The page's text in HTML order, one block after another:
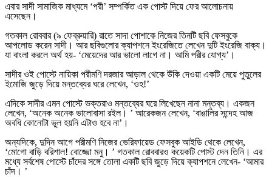
এবার সাদী সামাজিক মাধ্যমে ‘পরী’ সম্পর্কিত এক পোস্ট দিয়ে ফের আলোচনায়
এসেছেন।
গতকাল রোববার (৯ ফেব্রুয়ারি) রাতে সাদা পোশাকে নিজের তিনটি ছবি ফেসবুকে
আপলোড করেন সাদী। আর ছবিগুলোর ক্যাপশনে ইংরেজিতে লেখেন দুটি ইংরেজি বাক্য।
যা বাংলা করলে অর্থ হয়- ‘মেয়েদের আর ভালো লাগে না। আমি পরীর যোগ্য’।
সাদীর ওই পোস্টে নায়িকা পরীমণি দরজার আড়াল থেকে উঁকি দেওয়া একটি মেয়ে পুতুলের
ইমোজি জুড়ে দিয়ে মন্তব্যের ঘরে লেখেন, ‘ওহ!’
এদিকে সাদীর এমন পোস্টে ভক্তরাও মন্তব্যের ঘরে লিখেছেন নানা মন্তব্য। একজন
লেখেন, ‘অনেক অনেক ভালোবাসা রইল। ’ আরেকজন লেখেন, ‘বাঙালির সন্দেহ আজ
অবধি কোনোটা ভুল হয়নি এটাও হবে না’।
অন্যদিকে, দুদিন আগে পরীমণি নিজের ভেরিফায়েড ফেসবুক আইডি থেকে লেখেন,
‘মোগো বাড়ি বরিশাল! বোজ্জো মনু। ’ গতকাল রোববারও কয়েকটি পোস্ট দেন তিনি। এর
মধ্যে সর্বশেষ পোস্টে চাঁদের সঙ্গে তোলা একটি ছবি জুড়ে দিয়ে ক্যাপশনে লেখেন- ‘আমার
চাঁদ। ’